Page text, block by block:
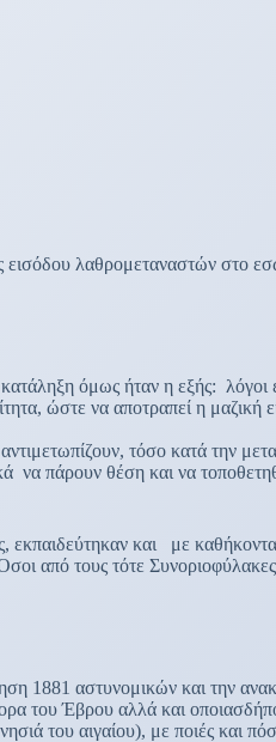
λαθρομεταναστών στο
όμως ήταν η εξής: λόγοι
ώστε να αποτραπεί η μαζική
τόσο κατά την
πάρουν θέση και να
και με καθήκοντα
από τους τότε
1881 αστυνομικών και την
του Έβρου αλλά και
του αιγαίου), με ποιές και